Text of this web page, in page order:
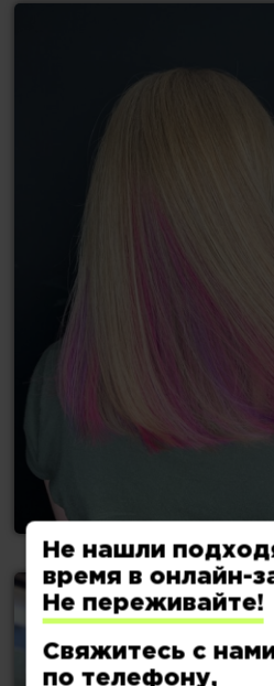
Не нашли
время в онлайн-
Не переживайте!
Свяжитесь с
по телефону,